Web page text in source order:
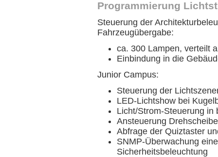
Programmierung
Steuerung der
Fahrzeugübergabe:
ca. 300 Lampen, verteilt
Einbindung in die
Junior Campus:
Steuerung der
LED-Lichtshow bei
Licht/Strom-Steuerung in
Ansteuerung
Abfrage der Quiztaster
SNMP-Überwachung
Sicherheitsbeleuchtung